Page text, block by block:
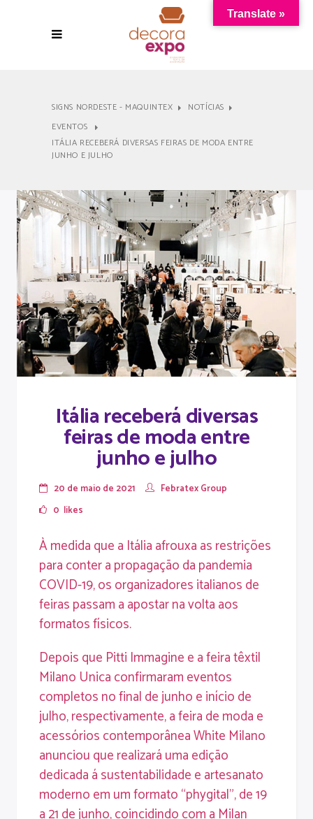
SIGNS NORDESTE - MAQUINTEX
NOTÍCIAS
EVENTOS
ITÁLIA RECEBERÁ DIVERSAS FEIRAS DE MODA ENTRE
JUNHO E JULHO
Itália receberá diversas
feiras de moda entre
junho e julho
20 de maio de 2021
Febratex Group
0 likes
À medida que a Itália afrouxa as restrições
para conter a propagação da pandemia
COVID-19, os organizadores italianos de
feiras passam a apostar na volta aos
formatos físicos.
Depois que Pitti Immagine e a feira têxtil
Milano Unica confirmaram eventos
completos no final de junho e início de
julho, respectivamente, a feira de moda e
acessórios contemporânea White Milano
anunciou que realizará uma edição
dedicada á sustentabilidade e artesanato
moderno em um formato “phygital”, de 19
a 21 de junho, coincidindo com a Milan
Translate »